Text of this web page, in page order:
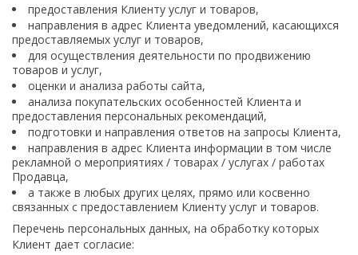
предоставления Клиенту услуг и товаров,
направления в адрес Клиента уведомлений, касающихся
предоставляемых услуг и товаров,
для осуществления деятельности по продвижению
товаров и услуг,
оценки и анализа работы сайта,
анализа покупательских особенностей Клиента и
предоставления персональных рекомендаций,
подготовки и направления ответов на запросы Клиента,
направления в адрес Клиента информации в том числе
рекламной о мероприятиях / товарах / услугах / работах
Продавца,
а также в любых других целях, прямо или косвенно
связанных с предоставлением Клиенту услуг и товаров.
Перечень персональных данных, на обработку которых
Клиент дает согласие: